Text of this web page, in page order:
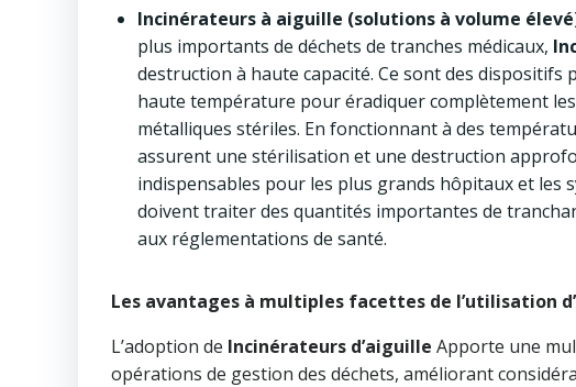
Incinérateurs à aiguille (solutions à volume
plus importants de déchets de tranches médicaux,
destruction à haute capacité. Ce sont des
haute température pour éradiquer complètement
métalliques stériles. En fonctionnant à des
assurent une stérilisation et une destruction
indispensables pour les plus grands hôpitaux et les
doivent traiter des quantités importantes de
aux réglementations de santé.
Les avantages à multiples facettes de l’utilisation
L’adoption de Incinérateurs d’aiguille Apporte une
opérations de gestion des déchets, améliorant